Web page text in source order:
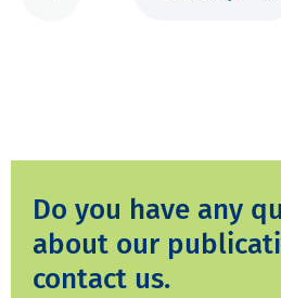
Do you have any
about our
contact us.